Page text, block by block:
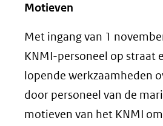
Motieven
Met ingang van 1
KNMI-personeel op straat
lopende werkzaamheden
door personeel van de
motieven van het KNMI